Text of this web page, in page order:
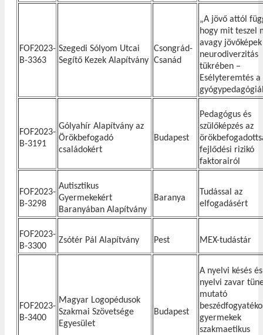
FOF2023-
B-3363
Szegedi Sólyom Utcai
Segítő Kezek Alapítvány
Csongrád-
Csanád
„A jövő attól
hogy mit teszel
avagy
neurodiverzitás
tükrében –
Esélyteremtés a
FOF2023-
B-3191
Gólyahír Alapítvány az
Örökbefogadó
családokért
Budapest
Pedagógus és
szülőképzés az
fejlődési rizikó
faktorairól
FOF2023-
B-3298
Autisztikus
Gyermekekért
Baranyában Alapítvány
Baranya
Tudással az
elfogadásért
FOF2023-
B-3300
Zsótér Pál Alapítvány Pest MEX-tudástár
FOF2023-
B-3400
Magyar Logopédusok
Szakmai Szövetsége
Egyesület
Budapest
A nyelvi késés
nyelvi zavar
mutató
gyermekek
szakmaetikus